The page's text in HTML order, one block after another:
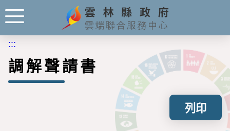
:::
調解聲請書
列印